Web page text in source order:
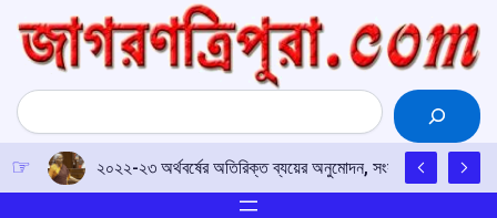
content
Search
২০২২-২৩ অর্থবর্ষের অতিরিক্ত ব্যয়ের অনুমোদন, সংসদে পাস